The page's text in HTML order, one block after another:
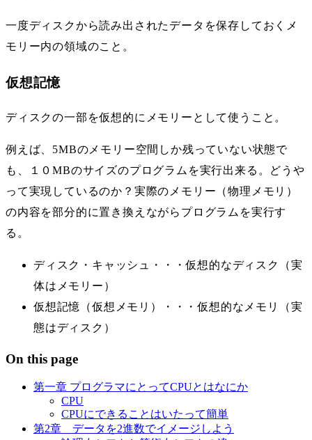
一度ディスクから読み出されたデータを保存しておくメ
モリー内の領域のこと。
仮想記憶
ディスクの一部を仮想的にメモリーとして使うこと。
例えば、5MBのメモリー空間しか残っていない状態で
も、１０MBのサイズのプログラムを実行出来る。どうや
って実現しているのか？実際のメモリー（物理メモリ）
の内容を部分的に置き換えながらプログラムを実行す
る。
ディスク・キャッシュ・・・仮想的なディスク（実
体はメモリー）
仮想記憶（仮想メモリ）・・・仮想的なメモリ（実
態はディスク）
On this page
第一章 プログラマにとってCPUとはなにか
CPU
CPUにできることはいたって簡単
第2章 データを2進数でイメージしよう